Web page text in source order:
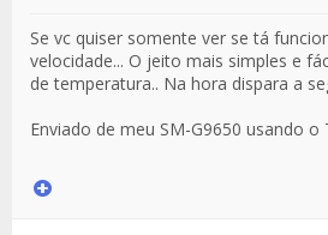
Se vc quiser somente ver se tá
velocidade... O jeito mais simples e
de temperatura.. Na hora dispara a
Enviado de meu SM-G9650 usando o